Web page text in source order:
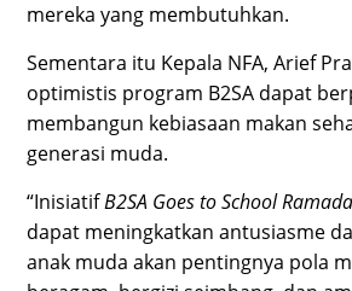
mereka yang membutuhkan.
Sementara itu Kepala NFA, Arief
optimistis program B2SA dapat
membangun kebiasaan makan
generasi muda.
“InisiatifB2SA Goes to School
dapat meningkatkan antusiasme
anak muda akan pentingnya pola